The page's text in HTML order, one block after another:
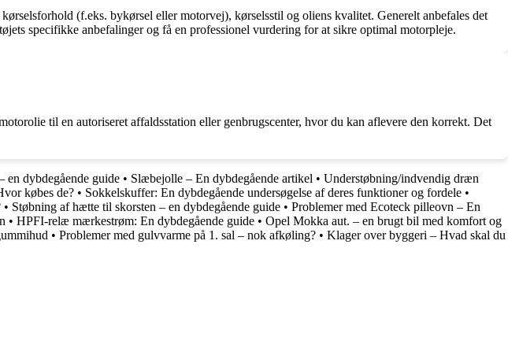
(f.eks. bykørsel eller motorvej), kørselsstil og oliens kvalitet. Generelt anbefales det
specifikke anbefalinger og få en professionel vurdering for at sikre optimal motorpleje.
til en autoriseret affaldsstation eller genbrugscenter, hvor du kan aflevere den korrekt. Det
en dybdegående guide • Slæbejolle – En dybdegående artikel • Understøbning/indvendig dræn
købes de? • Sokkelskuffer: En dybdegående undersøgelse af deres funktioner og fordele •
• Støbning af hætte til skorsten – en dybdegående guide • Problemer med Ecoteck pilleovn – En
• HPFI-relæ mærkestrøm: En dybdegående guide • Opel Mokka aut. – en brugt bil med komfort og
• Problemer med gulvvarme på 1. sal – nok afkøling? • Klager over byggeri – Hvad skal du